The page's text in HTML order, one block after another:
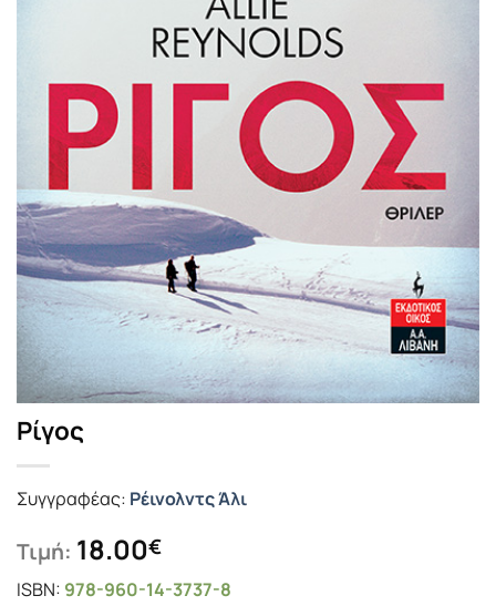
Ρίγος
Συγγραφέας: Ρέινολντς Άλι
Τιμή: 18.00€
ISBN: 978-960-14-3737-8